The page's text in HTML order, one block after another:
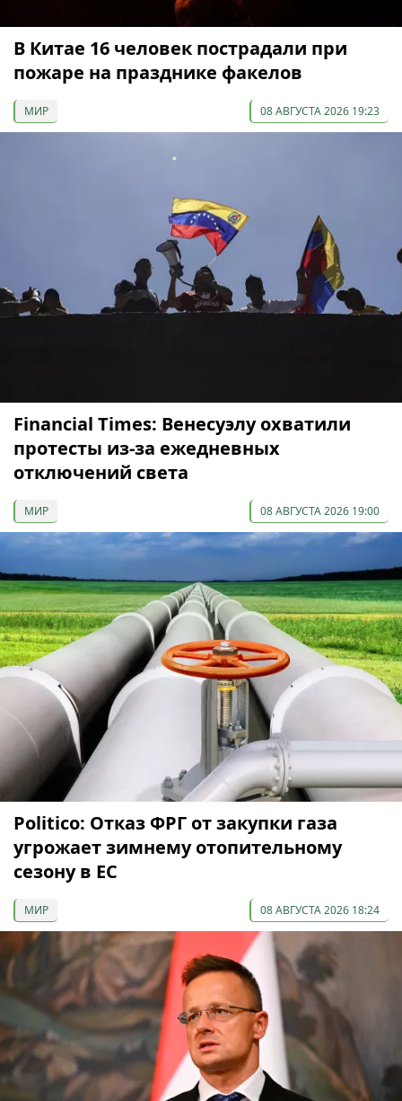
В Китае 16 человек пострадали при
пожаре на празднике факелов
МИР 08 АВГУСТА 2026 19:23
Financial Times: Венесуэлу охватили
протесты из-за ежедневных
отключений света
МИР 08 АВГУСТА 2026 19:00
Politico: Отказ ФРГ от закупки газа
угрожает зимнему отопительному
сезону в ЕС
МИР 08 АВГУСТА 2026 18:24